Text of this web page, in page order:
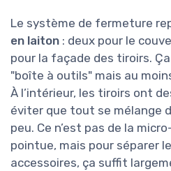
Le système de fermeture
en laiton : deux pour le
pour la façade des tiroirs.
"boîte à outils" mais au
À l’intérieur, les tiroirs ont
éviter que tout se mélange
peu. Ce n’est pas de la
pointue, mais pour séparer
accessoires, ça suffit